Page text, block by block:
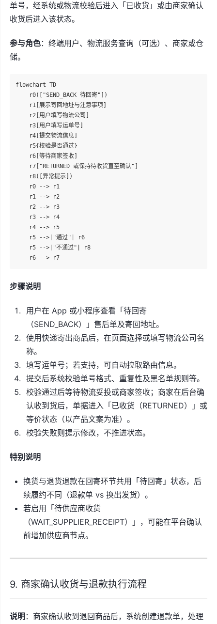
单号，经系统或物流校验后进入「已收货」或由商家确认
收货后进入该状态。
参与角色：终端用户、物流服务查询（可选）、商家或仓
储。
flowchart TD
    r0(["SEND_BACK 待回寄"])
    r1[展示寄回地址与注意事项]
    r2[用户填写物流公司]
    r3[用户填写运单号]
    r4[提交物流信息]
    r5{校验是否通过}
    r6[等待商家签收]
    r7["RETURNED 或保持待收货直至确认"]
    r8([异常提示])
    r0 --> r1
    r1 --> r2
    r2 --> r3
    r3 --> r4
    r4 --> r5
    r5 -->|"通过"| r6
    r5 -->|"不通过"| r8
步骤说明
用户在 App 或小程序查看「待回寄
（SEND_BACK）」售后单及寄回地址。
使用快递寄出商品后，在页面选择或填写物流公司名
称。
填写运单号；若支持，可自动拉取路由信息。
提交后系统校验单号格式、重复性及黑名单规则等。
校验通过后等待物流妥投或商家签收；商家在后台确
认收到货后，单据进入「已收货（RETURNED）」或
等价状态（以产品文案为准）。
校验失败则提示修改，不推进状态。
特别说明
换货与退货退款在回寄环节共用「待回寄」状态，后
续履约不同（退款单 vs 换出发货）。
若启用「待供应商收货
（WAIT_SUPPLIER_RECEIPT）」，可能在平台确认
前增加供应商节点。
9. 商家确认收货与退款执行流程
说明：商家确认收到退回商品后，系统创建退款单，处理